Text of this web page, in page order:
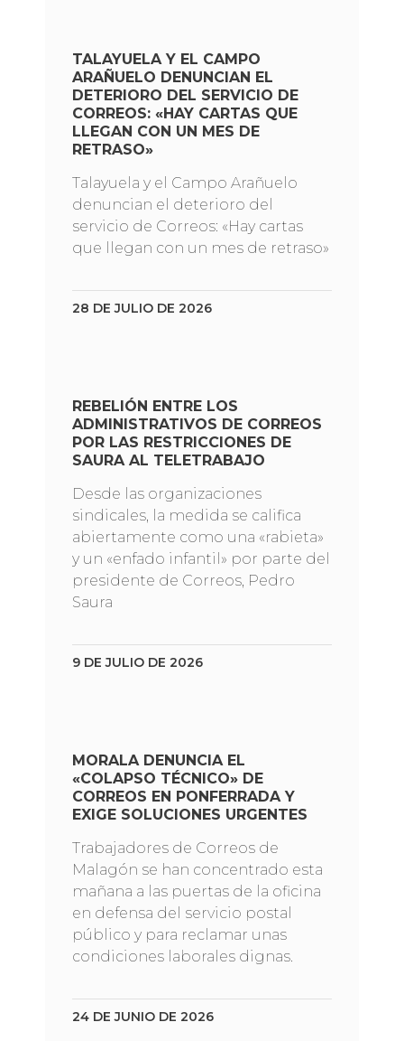
TALAYUELA Y EL CAMPO
ARAÑUELO DENUNCIAN EL
DETERIORO DEL SERVICIO DE
CORREOS: «HAY CARTAS QUE
LLEGAN CON UN MES DE
RETRASO»
Talayuela y el Campo Arañuelo
denuncian el deterioro del
servicio de Correos: «Hay cartas
que llegan con un mes de retraso»
28 DE JULIO DE 2026
REBELIÓN ENTRE LOS
ADMINISTRATIVOS DE CORREOS
POR LAS RESTRICCIONES DE
SAURA AL TELETRABAJO
Desde las organizaciones
sindicales, la medida se califica
abiertamente como una «rabieta»
y un «enfado infantil» por parte del
presidente de Correos, Pedro
Saura
9 DE JULIO DE 2026
MORALA DENUNCIA EL
«COLAPSO TÉCNICO» DE
CORREOS EN PONFERRADA Y
EXIGE SOLUCIONES URGENTES
Trabajadores de Correos de
Malagón se han concentrado esta
mañana a las puertas de la oficina
en defensa del servicio postal
público y para reclamar unas
condiciones laborales dignas.
24 DE JUNIO DE 2026